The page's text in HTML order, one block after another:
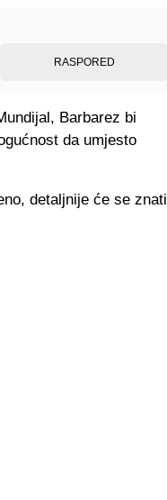
RASPORED
Barbarez bi
da umjesto
detaljnije će se znati